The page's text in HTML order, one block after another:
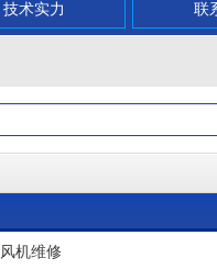
技术实力 联
风机维修